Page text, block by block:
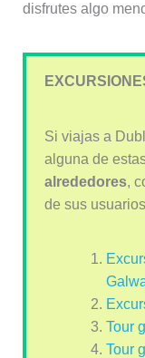
disfrutes algo
Si viajas a
alguna de
alrededores,
de sus
Tour
Tour